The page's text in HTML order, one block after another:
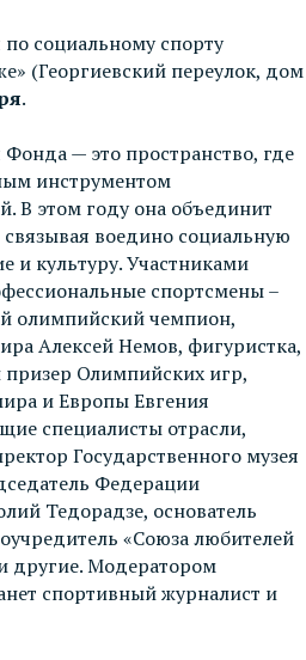
социальному спорту
(Георгиевский переулок, дом
.
— это пространство, где
инструментом
В этом году она объединит
воедино социальную
и культуру. Участниками
спортсмены –
олимпийский чемпион,
Алексей Немов, фигуристка,
Олимпийских игр,
и Европы Евгения
специалисты отрасли,
Государственного музея
Федерации
Тедорадзе, основатель
«Союза любителей
другие. Модератором
спортивный журналист и